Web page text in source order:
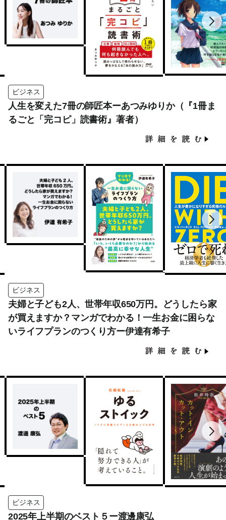
ビジネス
人生を変えた7冊の師匠本ーあつみゆりか（『1冊ま
るごと「完コピ」読書術』著者）
ビジネス
夫婦と子ども2人、世帯年収650万円。どうしたら家
が買えますか？マンガでわかる！一生お金に困らな
いライフプランのつくり方ー伊達有希子
ビジネス
2025年上半期のベスト５ー渡邊康弘